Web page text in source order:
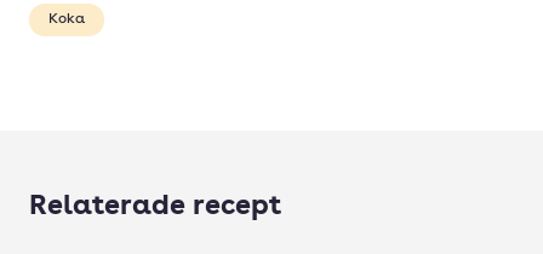
Koka
Relaterade recept